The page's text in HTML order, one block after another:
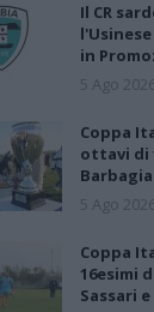
Il CR
in
5 Ago
Coppa
ottavi di
5 Ago
Coppa
16esimi
Sassari